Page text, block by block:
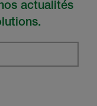
actualités